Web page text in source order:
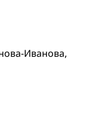
Иванова,